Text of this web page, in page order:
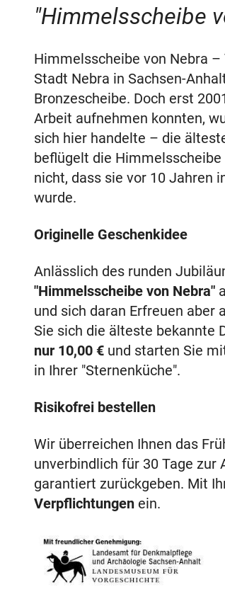
"Himmelsscheibe
Himmelsscheibe von Nebra
Stadt Nebra in Sachsen-
Bronzescheibe. Doch erst
Arbeit aufnehmen konnten,
sich hier handelte – die
beflügelt die
nicht, dass sie vor 10 Jahren
wurde.
Originelle Geschenkidee
Anlässlich des runden
"Himmelsscheibe von Nebra"
und sich daran Erfreuen aber
Sie sich die älteste bekannte
nur 10,00 € und starten Sie
in Ihrer "Sternenküche".
Risikofrei bestellen
Wir überreichen Ihnen das
unverbindlich für 30 Tage zur
garantiert zurückgeben. Mit
Verpflichtungen ein.